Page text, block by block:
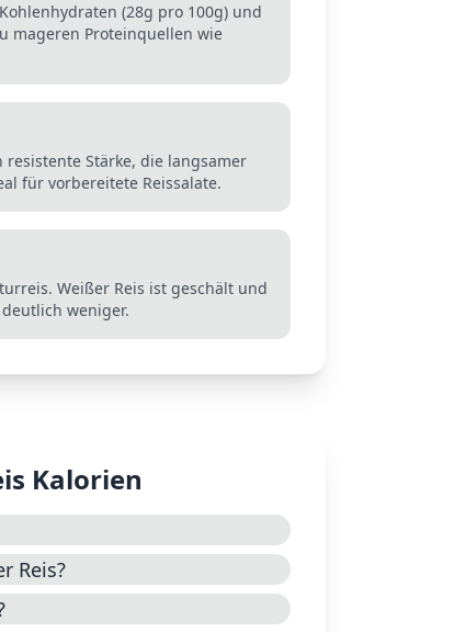
(28g pro 100g) und
mageren Proteinquellen wie
Stärke, die langsamer
für vorbereitete Reissalate.
Weißer Reis ist geschält und
weniger.
Kalorien
Reis?